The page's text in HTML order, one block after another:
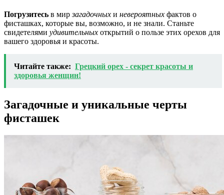
Погрузитесь в мирзагадочных и невероятных фактов о
фисташках, которые вы, возможно, и не знали. Станьте
свидетелями удивительных открытий о пользе этих орехов для
вашего здоровья и красоты.
Читайте также: Грецкий орех - секрет красоты и
здоровья женщин!
Загадочные и уникальные черты
фисташек